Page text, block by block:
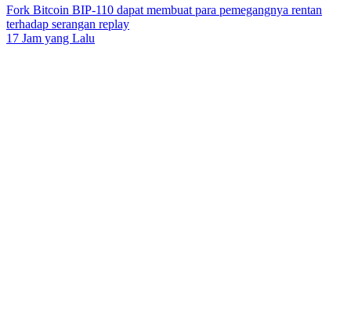
Fork Bitcoin BIP-110 dapat membuat para pemegangnya rentan
terhadap serangan replay
17 Jam yang Lalu